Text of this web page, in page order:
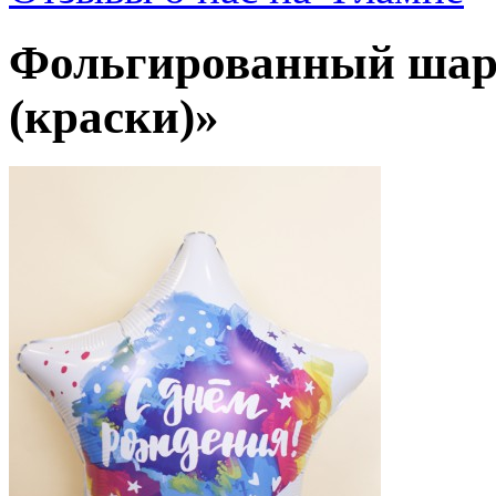
Фольгированный шар
(краски)»